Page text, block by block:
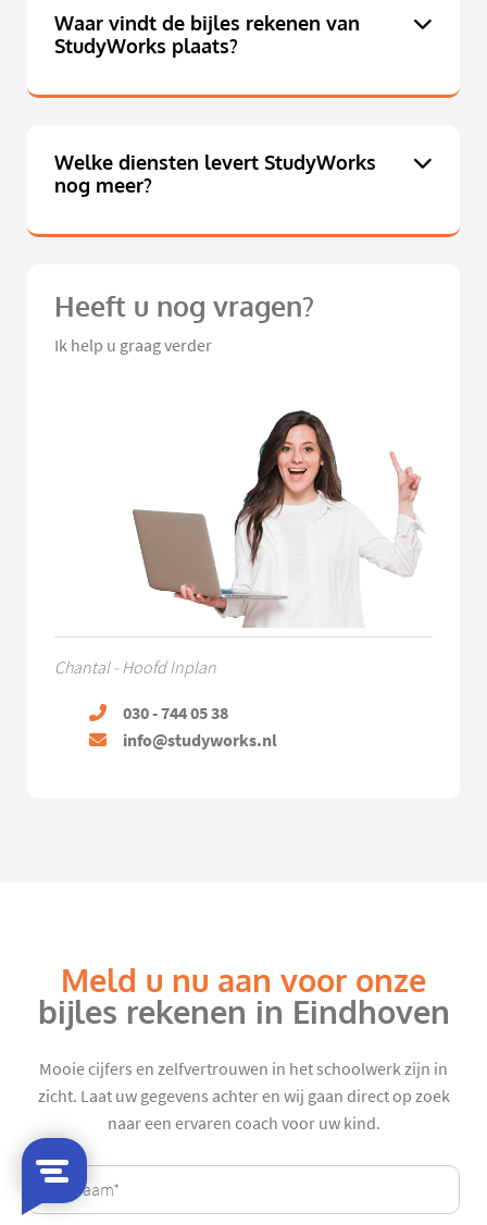
Waar vindt de bijles rekenen van
StudyWorks plaats?
Welke diensten levert StudyWorks
nog meer?
Heeft u nog vragen?
Ik help u graag verder
Chantal - Hoofd Inplan
030 - 744 05 38
info@studyworks.nl
Meld u nu aan voor onze
bijles rekenen in Eindhoven
Mooie cijfers en zelfvertrouwen in het schoolwerk zijn in
zicht. Laat uw gegevens achter en wij gaan direct op zoek
naar een ervaren coach voor uw kind.